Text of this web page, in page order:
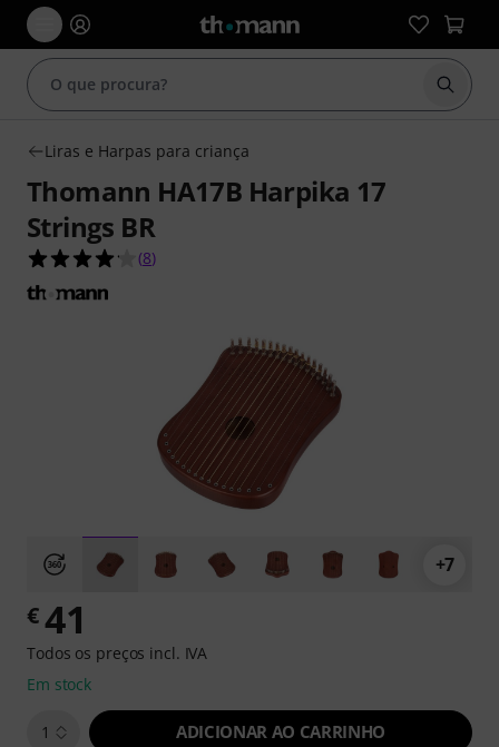
Iniciar
Liras e Harpas para criança
Thomann HA17B Harpika 17
Strings BR
4.1 de 5 estrelas de 8 avaliações de clientes
(8)
+7
€41
Todos os preços incl. IVA
Em stock
1 ADICIONAR AO CARRINHO